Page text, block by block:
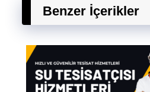
Benzer İçerikler